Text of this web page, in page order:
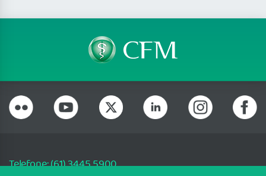
Telefone: (61) 3445 5900